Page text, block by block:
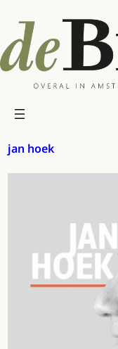
naar
de
inhoud
jan hoek